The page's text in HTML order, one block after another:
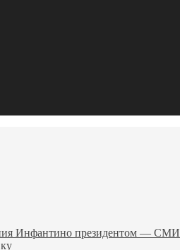
Инфантино президентом — СМИ